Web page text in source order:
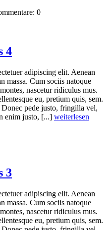
0
4
adipiscing elit. Aenean
massa. Cum sociis natoque
nascetur ridiculus mus.
eu, pretium quis, sem.
pede justo, fringilla vel,
enim justo, [...] weiterlesen
3
adipiscing elit. Aenean
massa. Cum sociis natoque
nascetur ridiculus mus.
eu, pretium quis, sem.